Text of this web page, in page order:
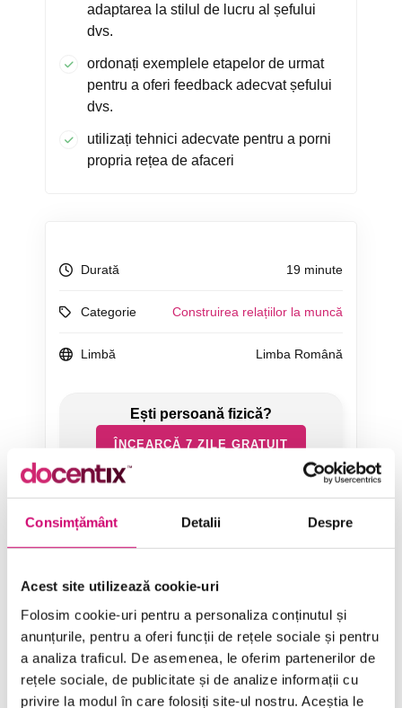
Consimțământ Detalii Despre
Acest site utilizează cookie-uri
Folosim cookie-uri pentru a personaliza conținutul și
anunțurile, pentru a oferi funcții de rețele sociale și pentru
a analiza traficul. De asemenea, le oferim partenerilor de
rețele sociale, de publicitate și de analize informații cu
privire la modul în care folosiți site-ul nostru. Aceștia le
adaptarea la stilul de lucru al șefului
dvs.
ordonați exemplele etapelor de urmat
pentru a oferi feedback adecvat șefului
dvs.
utilizați tehnici adecvate pentru a porni
propria rețea de afaceri
Durată 19 minute
Categorie Construirea relațiilor la muncă
Limbă Limba Română
ÎNCEARCĂ 7 ZILE GRATUIT
Categorii de Cursuri